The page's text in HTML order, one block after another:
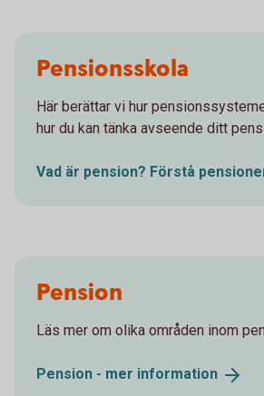
Pensionsskola
Här berättar vi hur
hur du kan tänka avseende ditt
Vad är pension? Förstå
Pension
Läs mer om olika områden inom
Pension - mer information